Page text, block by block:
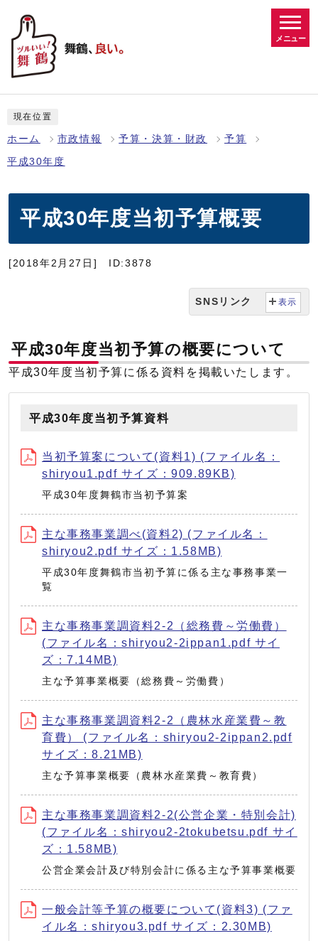
メニュー
現在位置
ホーム 市政情報 予算・決算・財政 予算
平成30年度
平成30年度当初予算概要
[2018年2月27日] ID:3878
SNSリンク 表示
平成30年度当初予算の概要について
平成30年度当初予算に係る資料を掲載いたします。
平成30年度当初予算資料
当初予算案について(資料1) (ファイル名：
shiryou1.pdf サイズ：909.89KB)
平成30年度舞鶴市当初予算案
主な事務事業調べ(資料2) (ファイル名：
shiryou2.pdf サイズ：1.58MB)
平成30年度舞鶴市当初予算に係る主な事務事業一
覧
主な事務事業調資料2-2（総務費～労働費）
(ファイル名：shiryou2-2ippan1.pdf サイ
ズ：7.14MB)
主な予算事業概要（総務費～労働費）
主な事務事業調資料2-2（農林水産業費～教
育費） (ファイル名：shiryou2-2ippan2.pdf
サイズ：8.21MB)
主な予算事業概要（農林水産業費～教育費）
主な事務事業調資料2-2(公営企業・特別会計)
(ファイル名：shiryou2-2tokubetsu.pdf サイ
ズ：1.58MB)
公営企業会計及び特別会計に係る主な予算事業概要
一般会計等予算の概要について(資料3) (ファ
イル名：shiryou3.pdf サイズ：2.30MB)